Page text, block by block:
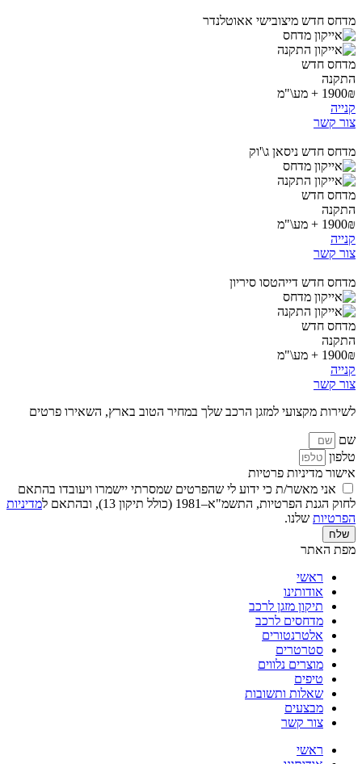
מדחס חדש מיצובישי אאוטלנדר
מדחס חדש
התקנה
1900₪ + מע\"מ
קנייה
צור קשר
מדחס חדש ניסאן ג\'וק
מדחס חדש
התקנה
1900₪ + מע\"מ
קנייה
צור קשר
מדחס חדש דייהטסו סיריון
מדחס חדש
התקנה
1900₪ + מע\"מ
קנייה
צור קשר
לשירות מקצועי למזגן הרכב שלך במחיר הטוב בארץ, השאירו פרטים
שם
טלפון
אישור מדיניות פרטיות
אני מאשר/ת כי ידוע לי שהפרטים שמסרתי יישמרו ויעובדו בהתאם
לחוק הגנת הפרטיות, התשמ"א–1981 (כולל תיקון 13), ובהתאם ל
מדיניות
הפרטיות שלנו.
שלח
מפת האתר
ראשי
אודותינו
תיקון מזגן לרכב
מדחסים לרכב
אלטרנטורים
סטרטרים
מוצרים נלווים
טיפים
שאלות ותשובות
מבצעים
צור קשר
ראשי